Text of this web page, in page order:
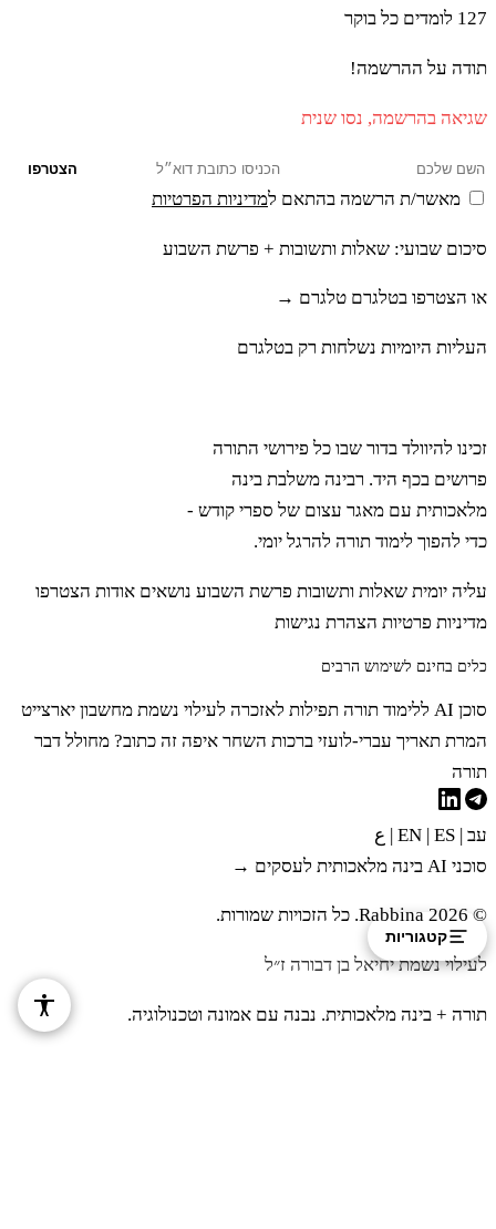
קטגוריות
יְדוָד עִמָּכֶם׃
יְדוָד וּמֹשֶׁה לֹא מָשׁוּ מִקֶּרֶב הַמַּחֲנֶה׃
וַיֵּרֶד הָעֲמָלֵקִי וְהַכְּנַעֲנִי הַיֹּשֵׁב בָּהָר הַהוּא
וַיַּכּוּם וַיַּכְּתוּם עַד הַחָרְמָה׃
ב דַּבֵּר אֶל בְּנֵי יִשְׂרָאֵל וְאָמַרְתָּ אֲלֵהֶם כִּי תָבֹאוּ
אֶל אֶרֶץ מוֹשְׁבֹתֵיכֶם אֲשֶׁר אֲנִי נֹתֵן לָכֶם׃
וַעֲשִׂיתֶם אִשֶּׁה לַידוָד עֹלָה אוֹ זֶבַח לְפַלֵּא
נֶדֶר אוֹ בִנְדָבָה אוֹ בְּמֹעֲדֵיכֶם לַעֲשׂוֹת רֵיחַ נִיחֹחַ
לַידוָד מִן הַבָּקָר אוֹ מִן הַצֹּאן׃
ד
עִשָּׂרוֹן בָּלוּל בִּרְבִעִית הַהִין שָׁמֶן׃
ה וְיַיִן לַנֶּסֶךְ רְבִיעִית הַהִין תַּעֲשֶׂה עַל הָעֹלָה אוֹ
לַזָּבַח לַכֶּבֶשׂ הָאֶחָד׃
127 לומדים כל בוקר
תודה על ההרשמה!
שגיאה בהרשמה, נסו שנית
הצטרפו
מאשר/ת הרשמה בהתאם למדיניות הפרטיות
סיכום שבועי: שאלות ותשובות + פרשת השבוע
או הצטרפו בטלגרם טלגרם →
העליות היומיות נשלחות רק בטלגרם
זכינו להיוולד בדור שבו כל פירושי התורה
פרושים בכף היד. רבינה משלבת בינה
מלאכותית עם מאגר עצום של ספרי קודש -
כדי להפוך לימוד תורה להרגל יומי.
עליה יומית שאלות ותשובות פרשת השבוע נושאים אודות הצטרפו
מדיניות פרטיות הצהרת נגישות
כלים בחינם לשימוש הרבים
סוכן AI ללימוד תורה תפילות לאזכרה לעילוי נשמת מחשבון יארצייט
המרת תאריך עברי-לועזי ברכות השחר איפה זה כתוב? מחולל דבר
תורה
עב |
| ES
| ع
סוכני AI בינה מלאכותית לעסקים →
© 2026 Rabbina. כל הזכויות שמורות.
לעילוי נשמת יחיאל בן דבורה ז״ל
תורה + בינה מלאכותית. נבנה עם אמונה וטכנולוגיה.